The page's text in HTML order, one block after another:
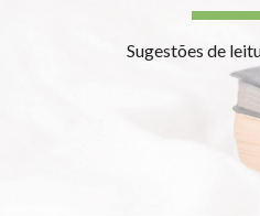
Sugestões de